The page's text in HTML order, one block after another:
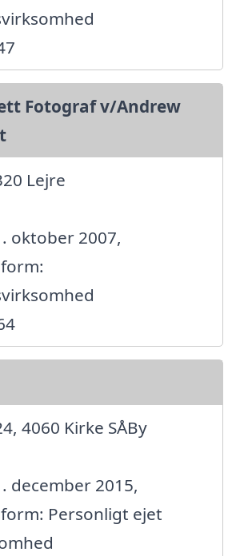
Fotograf v/Andrew
Lejre
oktober 2007,
4060 Kirke SÅBy
december 2015,
Personligt ejet